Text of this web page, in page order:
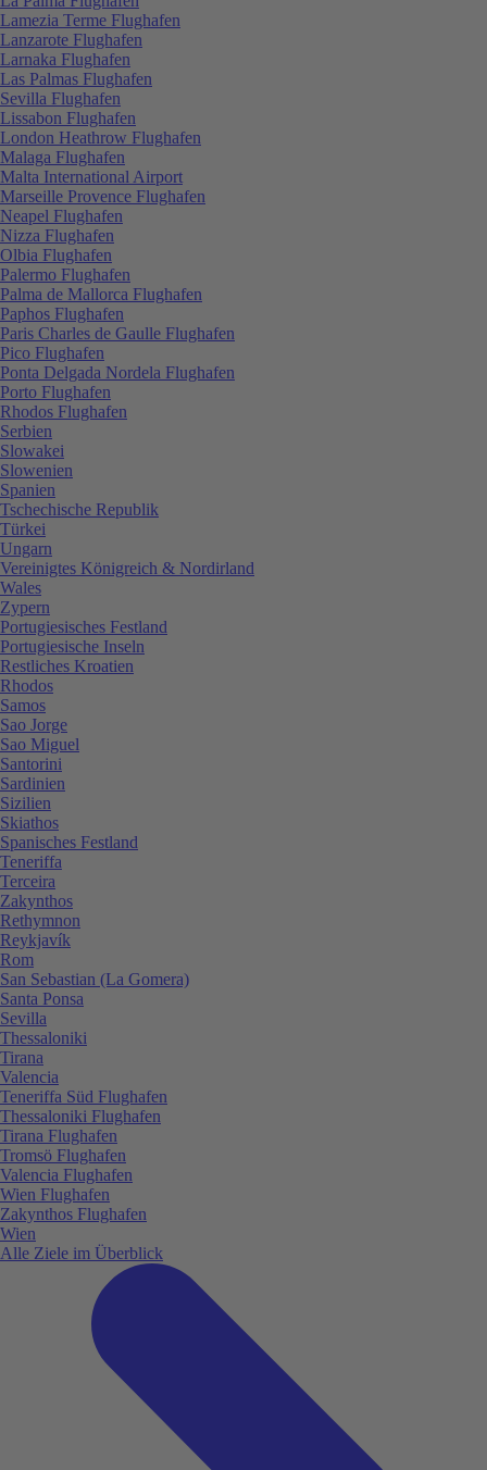
Lamezia Terme Flughafen
Lanzarote Flughafen
Larnaka Flughafen
Las Palmas Flughafen
Sevilla Flughafen
Lissabon Flughafen
London Heathrow Flughafen
Malaga Flughafen
Malta International Airport
Marseille Provence Flughafen
Neapel Flughafen
Nizza Flughafen
Olbia Flughafen
Palermo Flughafen
Palma de Mallorca Flughafen
Paphos Flughafen
Paris Charles de Gaulle Flughafen
Pico Flughafen
Ponta Delgada Nordela Flughafen
Porto Flughafen
Rhodos Flughafen
Serbien
Slowakei
Slowenien
Spanien
Tschechische Republik
Türkei
Ungarn
Vereinigtes Königreich & Nordirland
Wales
Zypern
Portugiesisches Festland
Portugiesische Inseln
Restliches Kroatien
Rhodos
Samos
Sao Jorge
Sao Miguel
Santorini
Sardinien
Sizilien
Skiathos
Spanisches Festland
Teneriffa
Terceira
Zakynthos
Rethymnon
Reykjavík
Rom
San Sebastian (La Gomera)
Santa Ponsa
Sevilla
Thessaloniki
Tirana
Valencia
Teneriffa Süd Flughafen
Thessaloniki Flughafen
Tirana Flughafen
Tromsö Flughafen
Valencia Flughafen
Wien Flughafen
Zakynthos Flughafen
Wien
Alle Ziele im Überblick